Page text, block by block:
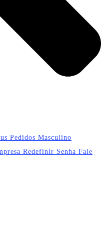
Pedidos Masculino
Redefinir Senha Fale